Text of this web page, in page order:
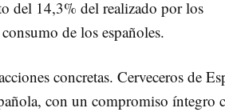
del 14,3% del realizado por los
de los españoles.
concretas. Cerveceros de
con un compromiso íntegro